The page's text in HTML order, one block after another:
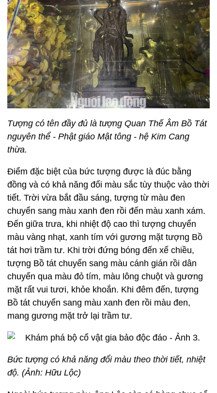
Tượng có tên đầy đủ là tượng Quan Thế Âm Bồ Tát
nguyên thể - Phật giáo Mật tông - hệ Kim Cang
thừa.
Điểm đặc biệt của bức tượng được là đúc bằng
đồng và có khả năng đổi màu sắc tùy thuộc vào thời
tiết. Trời vừa bắt đầu sáng, tượng từ màu đen
chuyển sang màu xanh đen rồi đến màu xanh xám.
Đến giữa trưa, khi nhiệt độ cao thì tượng chuyển
màu vàng nhạt, xanh tím với gương mặt tượng Bồ
tát hơi trầm tư. Khi trời đứng bóng đến xế chiều,
tượng Bồ tát chuyển sang màu cánh gián rồi dân
chuyển qua màu đỏ tím, màu lông chuột và gương
mặt rất vui tươi, khỏe khoắn. Khi đêm đến, tượng
Bồ tát chuyển sang màu xanh đen rồi màu đen,
mang gương mặt trở lại trầm tư.
Bức tượng có khả năng đổi màu theo thời tiết, nhiệt
độ. (Ảnh: Hữu Lộc)